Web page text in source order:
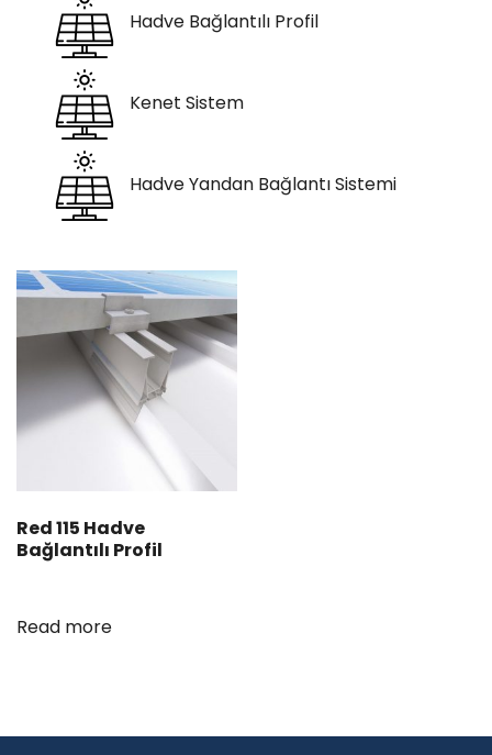
Hadve Bağlantılı Profil
Kenet Sistem
Hadve Yandan Bağlantı Sistemi
Red 115 Hadve
Bağlantılı Profil
Read more